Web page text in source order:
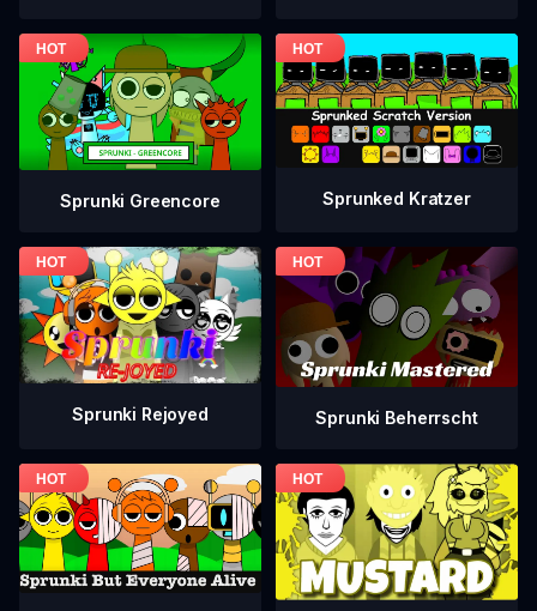
Sprunki Greencore Sprunked Kratzer
Sprunki Rejoyed Sprunki Beherrscht